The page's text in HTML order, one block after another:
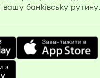
банківську рутину.